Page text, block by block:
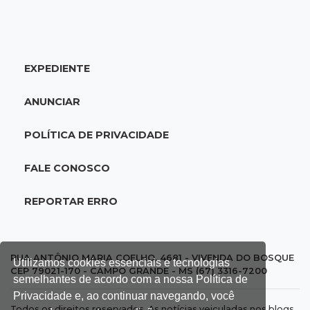
Utilizamos cookies essenciais e tecnologias
semelhantes de acordo com a nossa Política de
Privacidade e, ao continuar navegando, você
18:28Concurso 3.042
acumulado em R$ 165 milhões
Produção de biodiesel cresce 32% em MS e
abordagem policial no Noroeste
17:21
Brasileirão feminino
EXPEDIENTE
ANUNCIAR
POLÍTICA DE PRIVACIDADE
FALE CONOSCO
REPORTAR ERRO
RUA ANTÔNIO MARIA COELHO, 4681 - VIVENDA DO BOSQUE
CEP 79021-170 - CAMPO GRANDE - MS (67) 3316-7200